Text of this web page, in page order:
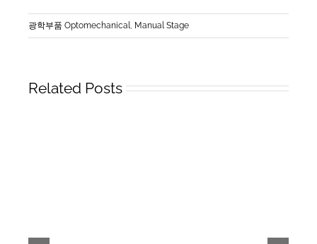
광학부품 Optomechanical Manual Stage
Related Posts